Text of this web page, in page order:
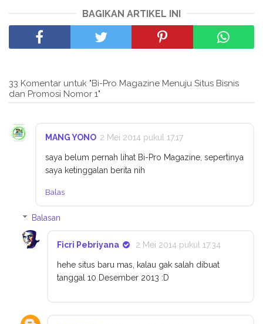
BAGIKAN ARTIKEL INI
33 Komentar untuk "Bi-Pro Magazine Menuju Situs Bisnis
dan Promosi Nomor 1"
MANG YONO 2 Mei 2014 pukul 17.17
saya belum pernah lihat Bi-Pro Magazine, sepertinya
saya ketinggalan berita nih
Balas
Balasan
Ficri Pebriyana 2 Mei 2014 pukul 17.34
hehe situs baru mas, kalau gak salah dibuat
tanggal 10 Desember 2013 :D